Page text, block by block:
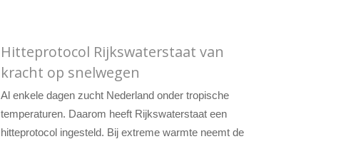
Hitteprotocol Rijkswaterstaat van
kracht op snelwegen
Al enkele dagen zucht Nederland onder tropische
temperaturen. Daarom heeft Rijkswaterstaat een
hitteprotocol ingesteld. Bij extreme warmte neemt de